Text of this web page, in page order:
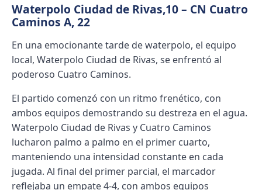
Waterpolo Ciudad de Rivas,10 – CN Cuatro
Caminos A, 22
En una emocionante tarde de waterpolo, el equipo
local, Waterpolo Ciudad de Rivas, se enfrentó al
poderoso Cuatro Caminos.
El partido comenzó con un ritmo frenético, con
ambos equipos demostrando su destreza en el agua.
Waterpolo Ciudad de Rivas y Cuatro Caminos
lucharon palmo a palmo en el primer cuarto,
manteniendo una intensidad constante en cada
jugada. Al final del primer parcial, el marcador
reflejaba un empate 4-4, con ambos equipos